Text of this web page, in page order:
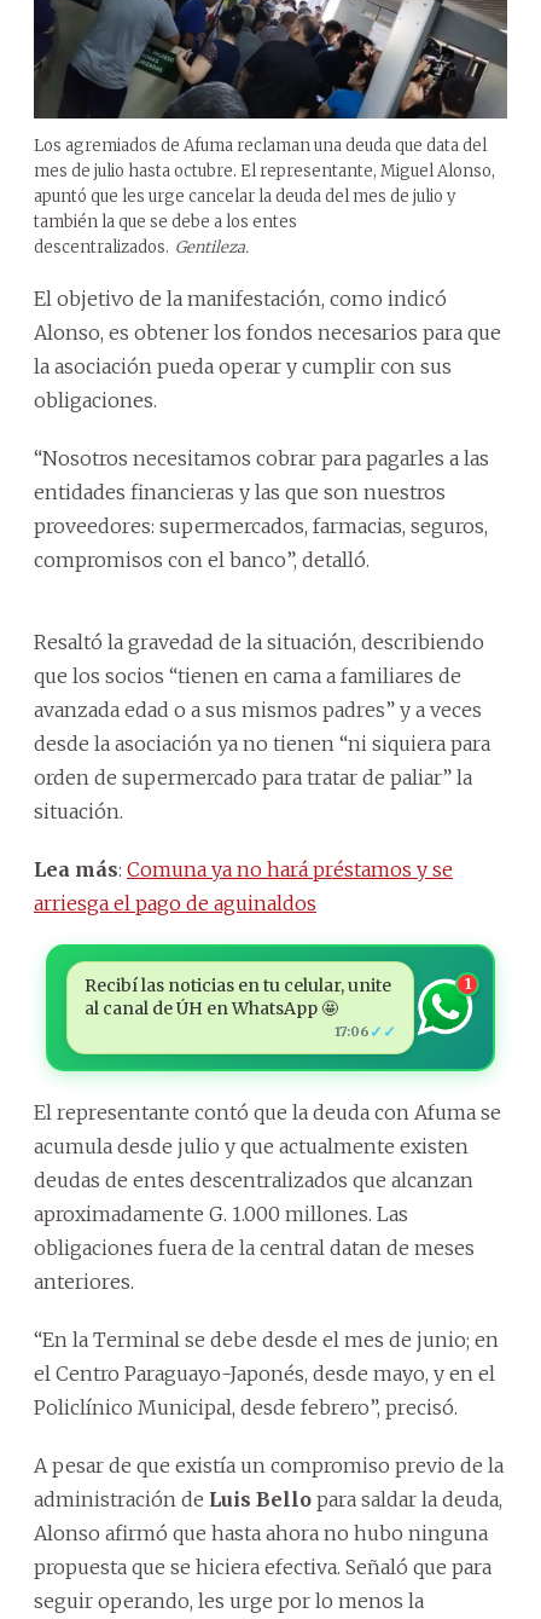
Los agremiados de Afuma reclaman una deuda que data del
mes de julio hasta octubre. El representante, Miguel Alonso,
apuntó que les urge cancelar la deuda del mes de julio y
también la que se debe a los entes
descentralizados. Gentileza.
El objetivo de la manifestación, como indicó
Alonso, es obtener los fondos necesarios para que
la asociación pueda operar y cumplir con sus
obligaciones.
“Nosotros necesitamos cobrar para pagarles a las
entidades financieras y las que son nuestros
proveedores: supermercados, farmacias, seguros,
compromisos con el banco”, detalló.
Resaltó la gravedad de la situación, describiendo
que los socios “tienen en cama a familiares de
avanzada edad o a sus mismos padres” y a veces
desde la asociación ya no tienen “ni siquiera para
orden de supermercado para tratar de paliar” la
situación.
Lea más: Comuna ya no hará préstamos y se
arriesga el pago de aguinaldos
Recibí las noticias en tu celular, unite
al canal de ÚH en WhatsApp 🤩
17:06 ✓✓
1
El representante contó que la deuda con Afuma se
acumula desde julio y que actualmente existen
deudas de entes descentralizados que alcanzan
aproximadamente G. 1.000 millones. Las
obligaciones fuera de la central datan de meses
anteriores.
“En la Terminal se debe desde el mes de junio; en
el Centro Paraguayo-Japonés, desde mayo, y en el
Policlínico Municipal, desde febrero”, precisó.
A pesar de que existía un compromiso previo de la
administración de Luis Bello para saldar la deuda,
Alonso afirmó que hasta ahora no hubo ninguna
propuesta que se hiciera efectiva. Señaló que para
seguir operando, les urge por lo menos la